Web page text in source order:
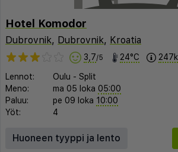
Hotel Komodor
Dubrovnik, Dubrovnik, Kroatia
3,7/5 24°C
Lennot: Oulu - Split
Meno:
ma 05 loka 05:00
Paluu:
pe 09 loka 10:00
Yöt:
4
Huoneen tyyppi ja lento